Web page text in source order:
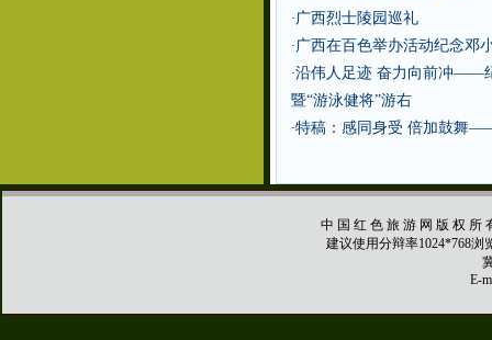
·广西烈士陵园巡礼
·广西在百色举办活动纪念邓
·沿伟人足迹 奋力向前冲——
暨“游泳健将”游右
·特稿：感同身受 倍加鼓舞
中 国 红 色 旅 游 网 版 权 所
建议使用分辩率1024*768浏
E-